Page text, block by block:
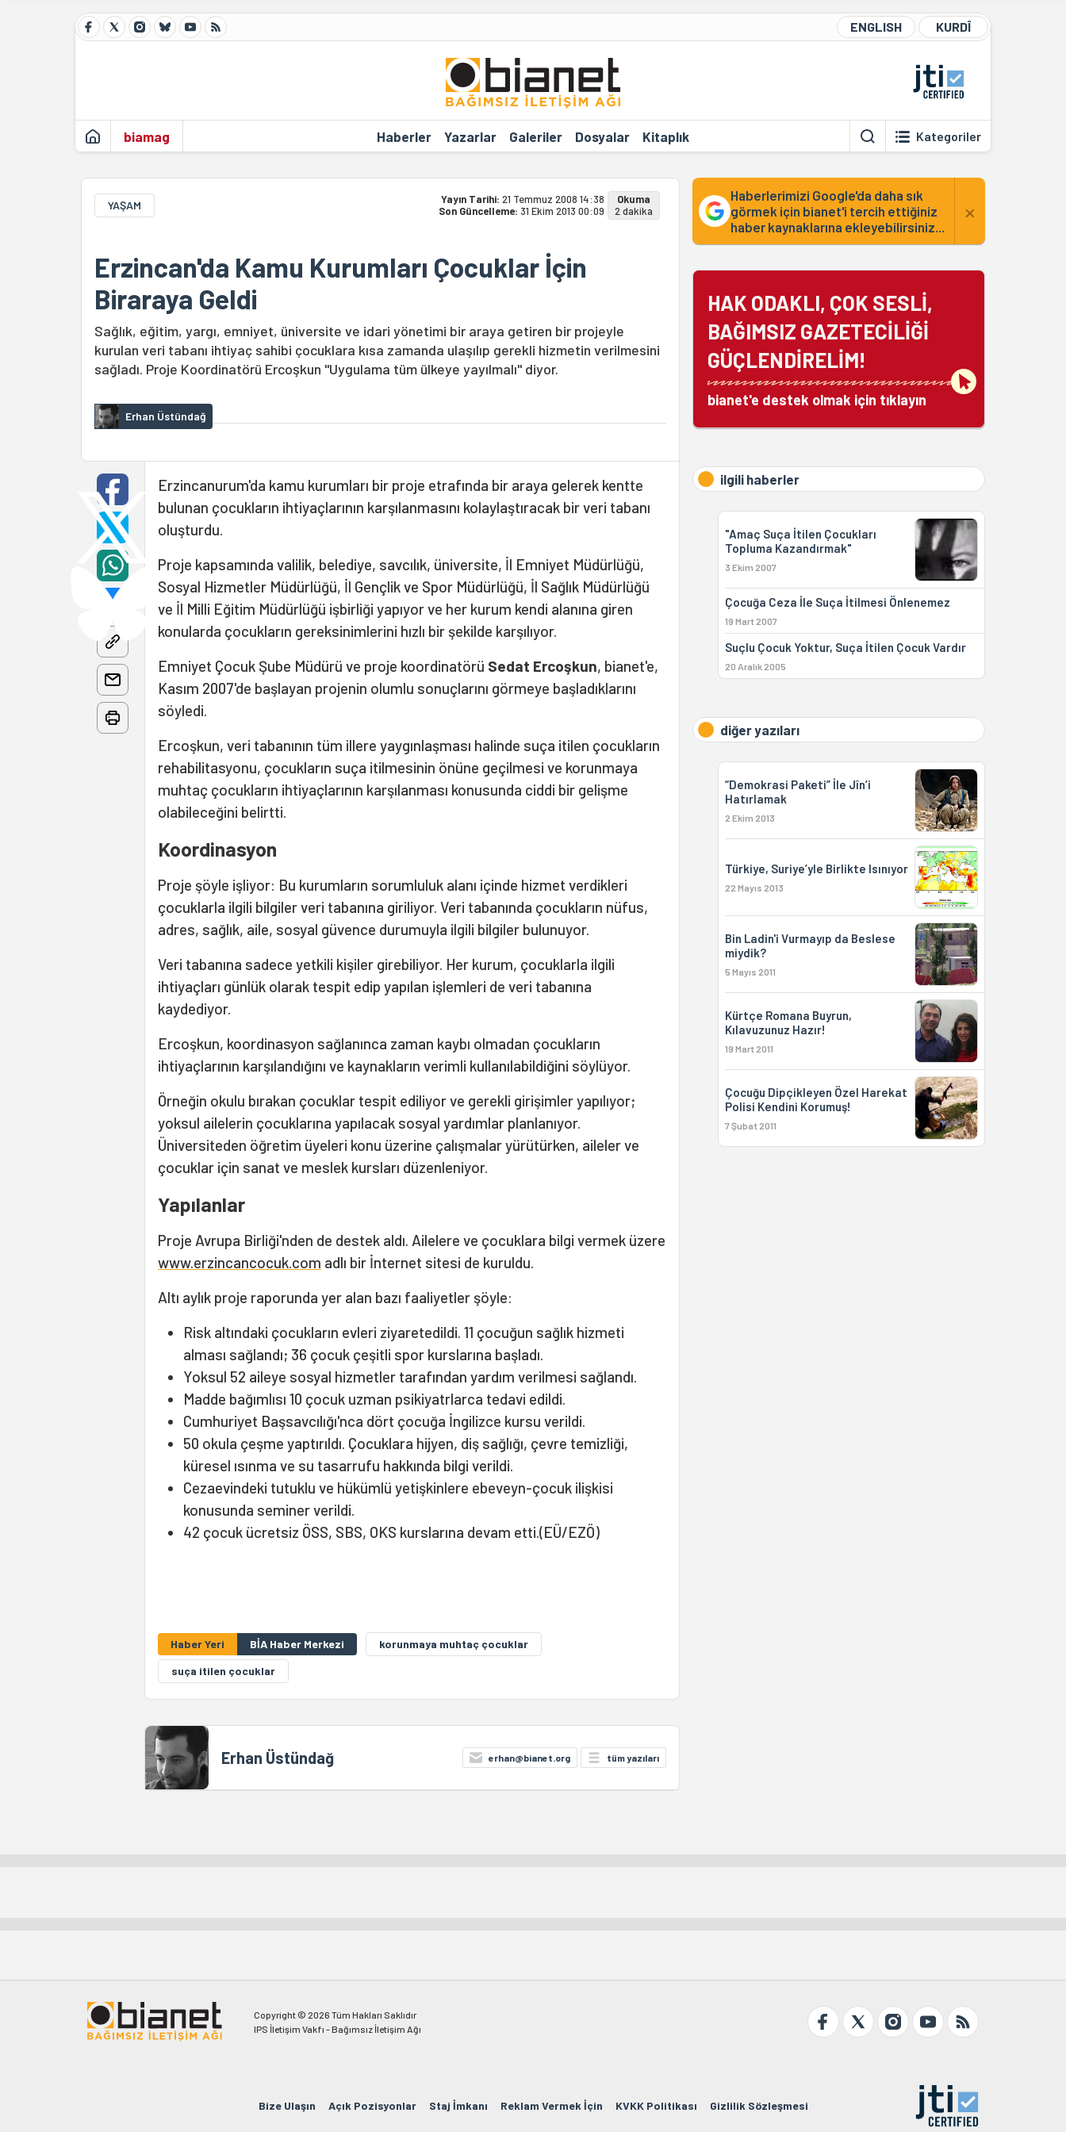
ENGLISH KURDÎ
biamag Haberler Yazarlar Galeriler Dosyalar Kitaplık Kategoriler
YAŞAM Yayın Tarihi: 21 Temmuz 2008 14:38
Son Güncelleme: 31 Ekim 2013 00:09
Okuma
2 dakika
Erzincan'da Kamu Kurumları Çocuklar İçin
Biraraya Geldi
Sağlık, eğitim, yargı, emniyet, üniversite ve idari yönetimi bir araya getiren bir projeyle
kurulan veri tabanı ihtiyaç sahibi çocuklara kısa zamanda ulaşılıp gerekli hizmetin verilmesini
sağladı. Proje Koordinatörü Ercoşkun "Uygulama tüm ülkeye yayılmalı" diyor.
Erhan Üstündağ
Erzincanurum'da kamu kurumları bir proje etrafında bir araya gelerek kentte
bulunan çocukların ihtiyaçlarının karşılanmasını kolaylaştıracak bir veri tabanı
oluşturdu.
Proje kapsamında valilik, belediye, savcılık, üniversite, İl Emniyet Müdürlüğü,
Sosyal Hizmetler Müdürlüğü, İl Gençlik ve Spor Müdürlüğü, İl Sağlık Müdürlüğü
ve İl Milli Eğitim Müdürlüğü işbirliği yapıyor ve her kurum kendi alanına giren
konularda çocukların gereksinimlerini hızlı bir şekilde karşılıyor.
Emniyet Çocuk Şube Müdürü ve proje koordinatörü Sedat Ercoşkun, bianet'e,
Kasım 2007'de başlayan projenin olumlu sonuçlarını görmeye başladıklarını
söyledi.
Ercoşkun, veri tabanının tüm illere yaygınlaşması halinde suça itilen çocukların
rehabilitasyonu, çocukların suça itilmesinin önüne geçilmesi ve korunmaya
muhtaç çocukların ihtiyaçlarının karşılanması konusunda ciddi bir gelişme
olabileceğini belirtti.
Koordinasyon
Proje şöyle işliyor: Bu kurumların sorumluluk alanı içinde hizmet verdikleri
çocuklarla ilgili bilgiler veri tabanına giriliyor. Veri tabanında çocukların nüfus,
adres, sağlık, aile, sosyal güvence durumuyla ilgili bilgiler bulunuyor.
Veri tabanına sadece yetkili kişiler girebiliyor. Her kurum, çocuklarla ilgili
ihtiyaçları günlük olarak tespit edip yapılan işlemleri de veri tabanına
kaydediyor.
Ercoşkun, koordinasyon sağlanınca zaman kaybı olmadan çocukların
ihtiyaçlarının karşılandığını ve kaynakların verimli kullanılabildiğini söylüyor.
Örneğin okulu bırakan çocuklar tespit ediliyor ve gerekli girişimler yapılıyor;
yoksul ailelerin çocuklarına yapılacak sosyal yardımlar planlanıyor.
Üniversiteden öğretim üyeleri konu üzerine çalışmalar yürütürken, aileler ve
çocuklar için sanat ve meslek kursları düzenleniyor.
Yapılanlar
Proje Avrupa Birliği'nden de destek aldı. Ailelere ve çocuklara bilgi vermek üzere
www.erzincancocuk.com adlı bir İnternet sitesi de kuruldu.
Altı aylık proje raporunda yer alan bazı faaliyetler şöyle:
Risk altındaki çocukların evleri ziyaretedildi. 11 çocuğun sağlık hizmeti
alması sağlandı; 36 çocuk çeşitli spor kurslarına başladı.
Yoksul 52 aileye sosyal hizmetler tarafından yardım verilmesi sağlandı.
Madde bağımlısı 10 çocuk uzman psikiyatrlarca tedavi edildi.
Cumhuriyet Başsavcılığı'nca dört çocuğa İngilizce kursu verildi.
50 okula çeşme yaptırıldı. Çocuklara hijyen, diş sağlığı, çevre temizliği,
küresel ısınma ve su tasarrufu hakkında bilgi verildi.
Cezaevindeki tutuklu ve hükümlü yetişkinlere ebeveyn-çocuk ilişkisi
konusunda seminer verildi.
42 çocuk ücretsiz ÖSS, SBS, OKS kurslarına devam etti.(EÜ/EZÖ)
Haber Yeri BİA Haber Merkezi
korunmaya muhtaç çocuklar
suça itilen çocuklar
Erhan Üstündağ erhan@bianet.org tüm yazıları
Haberlerimizi Google'da daha sık
görmek için bianet'i tercih ettiğiniz
haber kaynaklarına ekleyebilirsiniz...
×
HAK ODAKLI, ÇOK SESLİ,
BAĞIMSIZ GAZETECİLİĞİ
GÜÇLENDİRELİM!
bianet'e destek olmak için tıklayın
ilgili haberler
"Amaç Suça İtilen Çocukları
Topluma Kazandırmak"
3 Ekim 2007
Çocuğa Ceza İle Suça İtilmesi Önlenemez
19 Mart 2007
Suçlu Çocuk Yoktur, Suça İtilen Çocuk Vardır
20 Aralık 2005
diğer yazıları
“Demokrasi Paketi” İle Jîn’i
Hatırlamak
2 Ekim 2013
Türkiye, Suriye’yle Birlikte Isınıyor
22 Mayıs 2013
Bin Ladin'i Vurmayıp da Beslese
miydik?
5 Mayıs 2011
Kürtçe Romana Buyrun,
Kılavuzunuz Hazır!
19 Mart 2011
Çocuğu Dipçikleyen Özel Harekat
Polisi Kendini Korumuş!
7 Şubat 2011
Copyright © 2026 Tüm Hakları Saklıdır
IPS İletişim Vakfı - Bağımsız İletişim Ağı
Bize Ulaşın Açık Pozisyonlar Staj İmkanı Reklam Vermek İçin KVKK Politikası Gizlilik Sözleşmesi